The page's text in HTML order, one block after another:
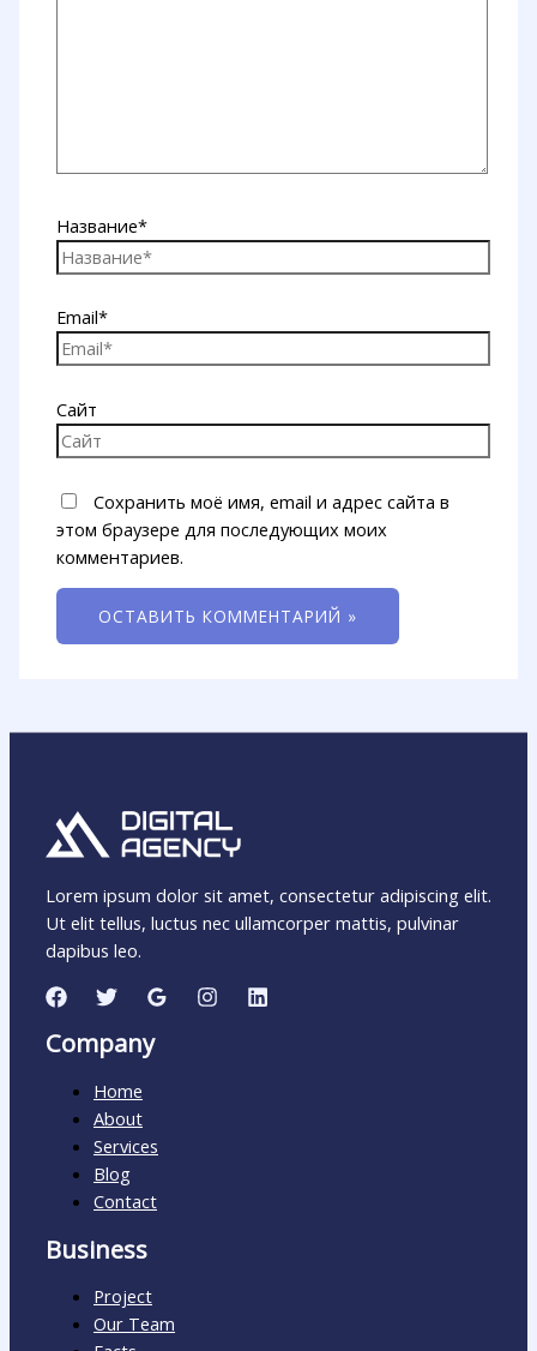
Название*
Email*
Сайт
Сохранить моё имя, email и адрес сайта в
этом браузере для последующих моих
комментариев.
Lorem ipsum dolor sit amet, consectetur adipiscing elit.
Ut elit tellus, luctus nec ullamcorper mattis, pulvinar
dapibus leo.
Company
Home
About
Services
Blog
Contact
Business
Project
Our Team